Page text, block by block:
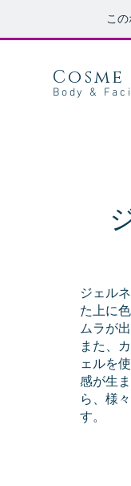
こ
Body &
ジェル
た上に
ムラが
また、
ェルを
感が生
ら、様
す。